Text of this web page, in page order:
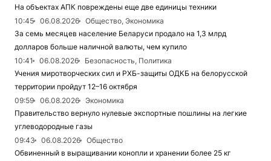
На объектах АПК повреждены еще две единицы техники
10:45
06.08.2026
Общество, Экономика
За семь месяцев население Беларуси продало на 1,3 млрд
долларов больше наличной валюты, чем купило
10:41
06.08.2026
Безопасность, Политика
Учения миротворческих сил и РХБ-защиты ОДКБ на белорусской
территории пройдут 12–16 октября
09:59
06.08.2026
Экономика
Правительство вернуло нулевые экспортные пошлины на легкие
углеводородные газы
09:43
06.08.2026
Общество
Обвиненный в выращивании конопли и хранении более 25 кг